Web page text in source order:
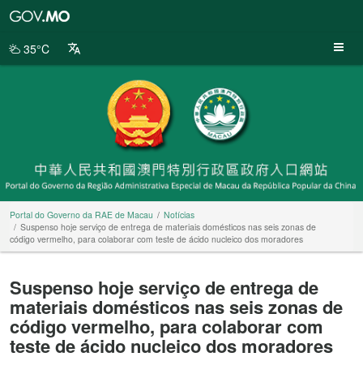
da
35°C
Portal do Governo da RAE de Macau
Notícias
Suspenso hoje serviço de entrega de materiais domésticos nas seis zonas de
código vermelho, para colaborar com teste de ácido nucleico dos moradores
Suspenso hoje serviço de entrega de
materiais domésticos nas seis zonas de
código vermelho, para colaborar com
teste de ácido nucleico dos moradores